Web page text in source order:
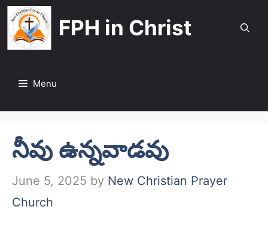
Skip
to
content
FPH in Christ
Menu
నీవు ఉన్నవాడవు
June 5, 2025 by New Christian Prayer
Church